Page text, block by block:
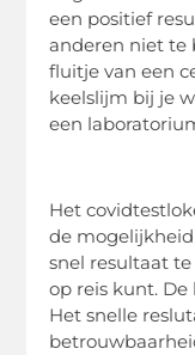
een positief
anderen niet te
fluitje van een
keelslijm bij je
een
Het
de
snel resultaat
op reis kunt.
Het snelle